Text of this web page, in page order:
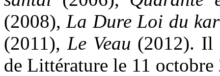
(2008), La Dure Loi du
(2011), Le Veau (2012). Il
de Littérature le 11 octobre